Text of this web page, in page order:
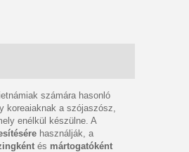
számára hasonló
koreaiaknak a szójaszósz,
enélkül készülne. A
használják, a
és mártogatóként